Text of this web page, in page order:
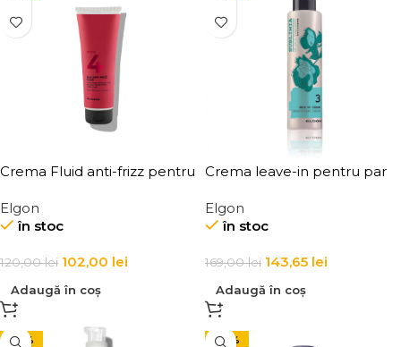
Crema Fluid anti-frizz pentru
Frizz Fluid
Elgon
în stoc
120,00lei 102,00 lei
Adaugă în coș
Crema leave-in pentru par
Elgon
în stoc
169,00lei 143,65 lei
Adaugă în coș
-24% -20%